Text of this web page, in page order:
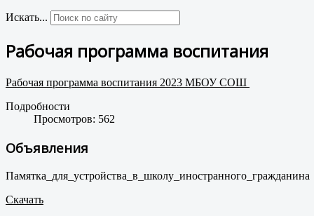
Искать...
Рабочая программа воспитания
Рабочая программа воспитания 2023 МБОУ СОШ
Подробности
Просмотров: 562
Объявления
Памятка_для_устройства_в_школу_иностранного_гражданина
Скачать